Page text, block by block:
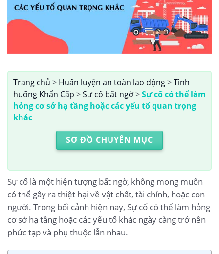
Trang chủ > Huấn luyện an toàn lao động>Tình
huống Khẩn Cấp >Sự cố bất ngờ>Sự cố có thể làm
hỏng cơ sở hạ tầng hoặc các yếu tố quan trọng
khác
SƠ ĐỒ CHUYÊN MỤC
Sự cố là một hiện tượng bất ngờ, không mong muốn
có thể gây ra thiệt hại về vật chất, tài chính, hoặc con
người. Trong bối cảnh hiện nay, Sự cố có thể làm hỏng
cơ sở hạ tầng hoặc các yếu tố khác ngày càng trở nên
phức tạp và phụ thuộc lẫn nhau.